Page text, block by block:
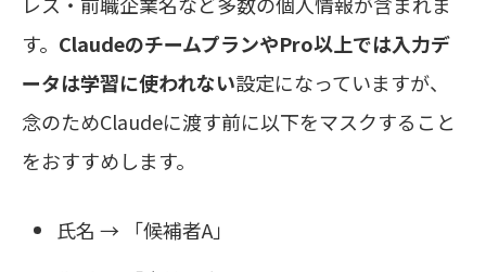
す。 ClaudeのチームプランやPro以上では入力デ
ータは学習に使われない設定になっていますが、
念のためClaudeに渡す前に以下をマスクすること
をおすすめします。
氏名 → 「候補者A」